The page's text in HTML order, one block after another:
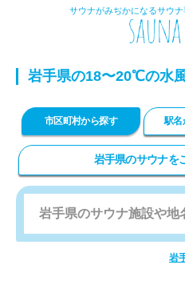
サウナがみぢかになるサウ
岩手県の18〜20℃の水
市区町村から探す 駅名
岩手県のサウナを
岩